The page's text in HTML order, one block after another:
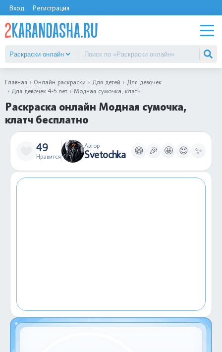
Вход Регистрация
Главная Онлайн раскраски Для детей
Для девочек
Для девочек 4-5 лет
Модная сумочка, клатч
Раскраска онлайн Модная сумочка,
клатч бесплатно
49
Нравится
Автор
Svetochka 😁 🎉 🤩 😍 ✨